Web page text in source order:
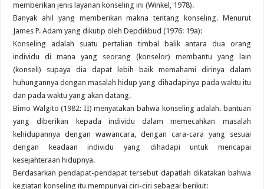
memberikan jenis layanan konseling ini (Winkel, 1978).
Banyak ahil yang memberikan makna tentang konseling. Menurut
James P. Adam yang dikutip oleh Depdikbud (1976: 19a):
Konseling adalah suatu pertalian timbal balik antara dua orang
individu di mana yang seorang (konselor) membantu yang lain
(konseli) supaya dia dapat lebih baik memahami dirinya dalam
huhungannya dengan masalah hidup yang dihadapinya pada waktu itu
dan pada waktu yang akan datang.
Bimo Walgito (1982: II) menyatakan bahwa konseling adalah. bantuan
yang diberikan kepada individu dalam memecahkan masalah
kehidupannya dengan wawancara, dengan cara-cara yang sesuai
dengan keadaan individu yang dihadapi untuk mencapai
kesejahteraan hidupnya.
Berdasarkan pendapat-pendapat tersebut dapatlah dikatakan bahwa
kegiatan konseling itu mempunyai ciri-ciri sebagai berikut: